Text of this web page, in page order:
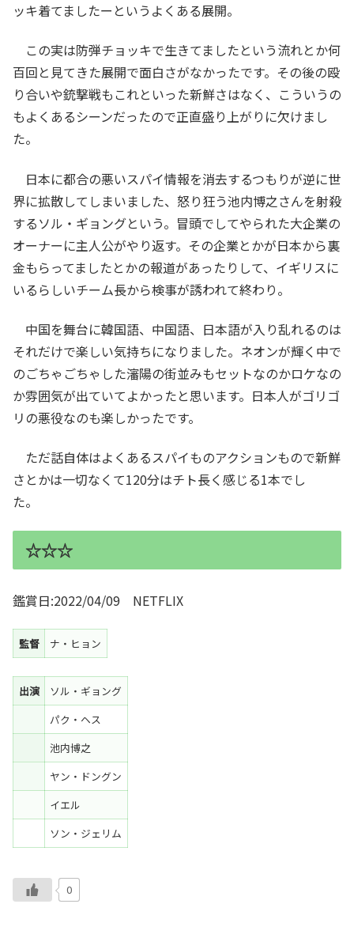
ッキ着てましたーというよくある展開。
この実は防弾チョッキで生きてましたという流れとか何
百回と見てきた展開で面白さがなかったです。その後の殴
り合いや銃撃戦もこれといった新鮮さはなく、こういうの
もよくあるシーンだったので正直盛り上がりに欠けまし
た。
日本に都合の悪いスパイ情報を消去するつもりが逆に世
界に拡散してしまいました、怒り狂う池内博之さんを射殺
するソル・ギョングという。冒頭でしてやられた大企業の
オーナーに主人公がやり返す。その企業とかが日本から裏
金もらってましたとかの報道があったりして、イギリスに
いるらしいチーム長から検事が誘われて終わり。
中国を舞台に韓国語、中国語、日本語が入り乱れるのは
それだけで楽しい気持ちになりました。ネオンが輝く中で
のごちゃごちゃした瀋陽の街並みもセットなのかロケなの
か雰囲気が出ていてよかったと思います。日本人がゴリゴ
リの悪役なのも楽しかったです。
ただ話自体はよくあるスパイものアクションもので新鮮
さとかは一切なくて120分はチト長く感じる1本でし
た。
☆☆☆
鑑賞日:2022/04/09 NETFLIX
監督 ナ・ヒョン
出演
ソル・ギョング
パク・ヘス
池内博之
ヤン・ドングン
イエル
ソン・ジェリム
0